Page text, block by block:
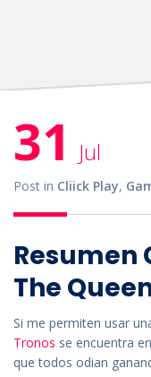
31 Jul
Post in Cliick Play,
Resumen
The
Si me permiten usar
Tronos se encuentra
que todos odian